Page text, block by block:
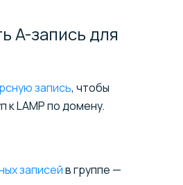
A-запись для
запись, чтобы
к LAMP по домену.
записейв группе —